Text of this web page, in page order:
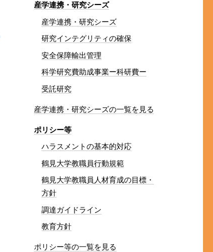
産学連携・研究シーズ
産学連携・研究シーズ
研究インテグリティの確保
安全保障輸出管理
科学研究費助成事業ー科研費ー
受託研究
産学連携・研究シーズの一覧を見る
ポリシー等
ハラスメントの基本的対応
鶴見大学教職員行動規範
鶴見大学教職員人材育成の目標・
方針
調達ガイドライン
教育方針
ポリシー等の一覧を見る